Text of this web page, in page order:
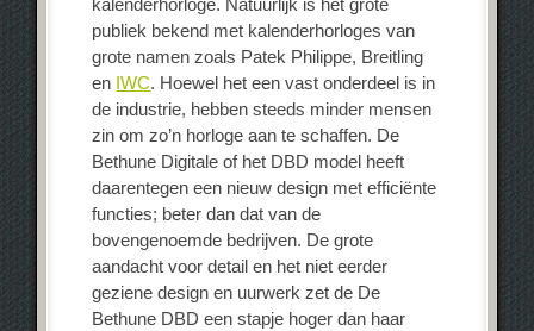
kalenderhorloge. Natuurlijk is het grote
publiek bekend met kalenderhorloges van
grote namen zoals Patek Philippe, Breitling
en IWC. Hoewel het een vast onderdeel is in
de industrie, hebben steeds minder mensen
zin om zo’n horloge aan te schaffen. De
Bethune Digitale of het DBD model heeft
daarentegen een nieuw design met efficiënte
functies; beter dan dat van de
bovengenoemde bedrijven. De grote
aandacht voor detail en het niet eerder
geziene design en uurwerk zet de De
Bethune DBD een stapje hoger dan haar